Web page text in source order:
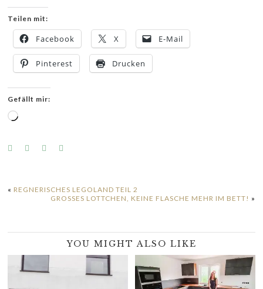
Teilen mit:
Facebook X E-Mail
Pinterest Drucken
Gefällt mir:
Wird
« REGNERISCHES LEGOLAND TEIL 2
GROSSES LOTTCHEN, KEINE FLASCHE MEHR IM BETT!
»
YOU MIGHT ALSO LIKE